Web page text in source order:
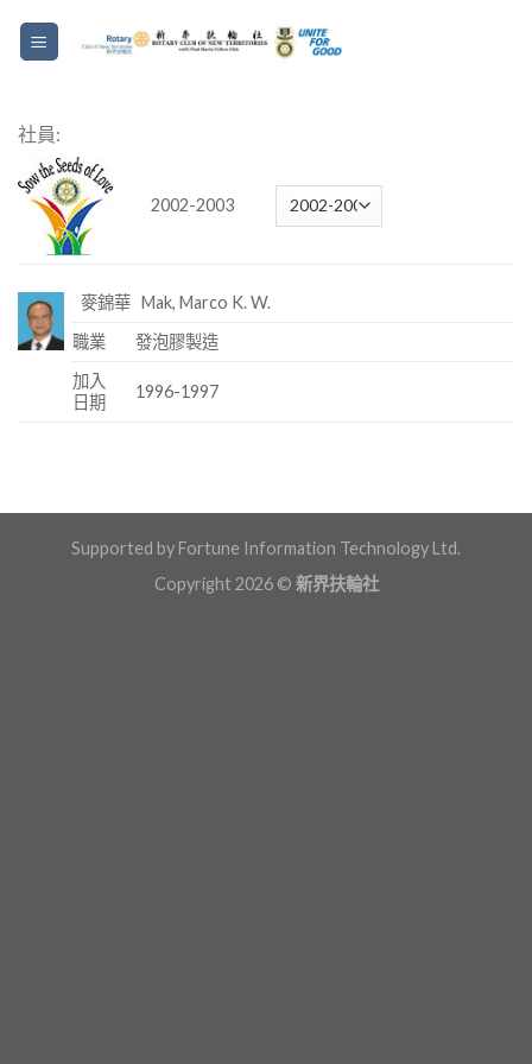
社員:
2002-2003
麥錦華 Mak, Marco K. W.
職業
發泡膠製造
加入
日期
1996-1997
Supported by Fortune Information Technology Ltd.
Copyright 2026 © 新界扶輪社